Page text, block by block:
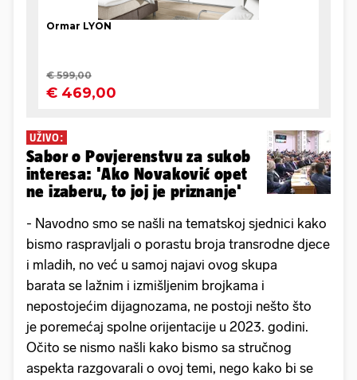
UŽIVO:
Sabor o Povjerenstvu za sukob
interesa: 'Ako Novaković opet
ne izaberu, to joj je priznanje'
- Navodno smo se našli na tematskoj sjednici kako
bismo raspravljali o porastu broja transrodne djece
i mladih, no već u samoj najavi ovog skupa
barata se lažnim i izmišljenim brojkama i
nepostojećim dijagnozama, ne postoji nešto što
je poremećaj spolne orijentacije u 2023. godini.
Očito se nismo našli kako bismo sa stručnog
aspekta razgovarali o ovoj temi, nego kako bi se